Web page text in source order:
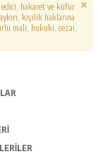
edici, hakaret ve küfür
kişilik haklarına
mali, hukuki, cezai,